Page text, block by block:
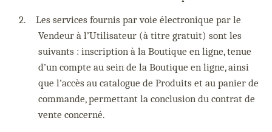
2.
Les services fournis par voie électronique par le
Vendeur à l’Utilisateur (à titre gratuit) sont les
suivants : inscription à la Boutique en ligne, tenue
d’un compte au sein de la Boutique en ligne, ainsi
que l’accès au catalogue de Produits et au panier de
commande, permettant la conclusion du contrat de
vente concerné.